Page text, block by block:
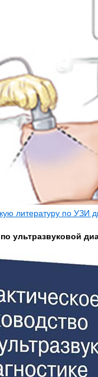
литературу по УЗИ
ультразвуковой